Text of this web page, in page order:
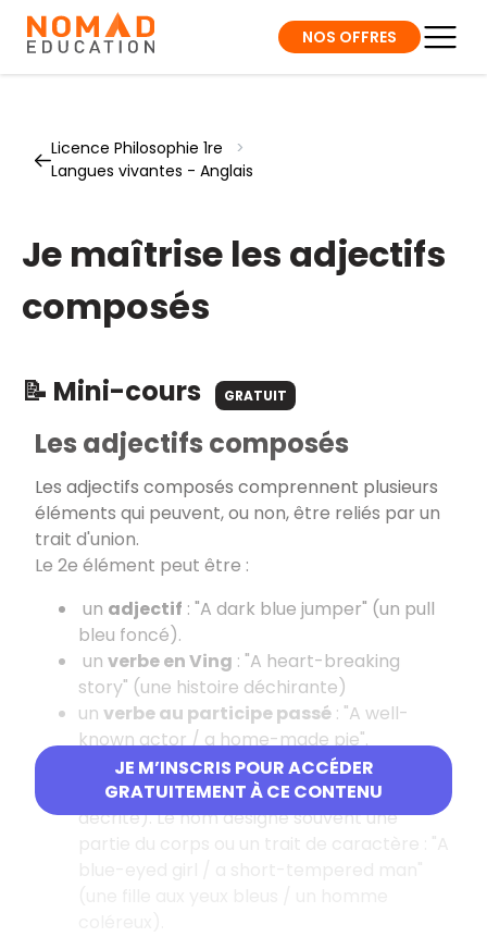
NOS OFFRES
Licence Philosophie 1re
>
Langues vivantes - Anglais
Je maîtrise les adjectifs
composés
📝 Mini-cours GRATUIT
JE M’INSCRIS POUR ACCÉDER
GRATUITEMENT À CE CONTENU
Les adjectifs composés
Les adjectifs composés comprennent plusieurs
éléments qui peuvent, ou non, être reliés par un
trait d'union.
Le 2e élément peut être :
un adjectif : "A dark blue jumper" (un pull
bleu foncé).
un verbe en Ving : "A heart-breaking
story" (une histoire déchirante)
un verbe au participe passé : "A well-
known actor / a home-made pie".
nom + ed(surtout pour parler d'une
caractéristique de la personne ou chose
décrite). Le nom désigne souvent une
partie du corps ou un trait de caractère : "A